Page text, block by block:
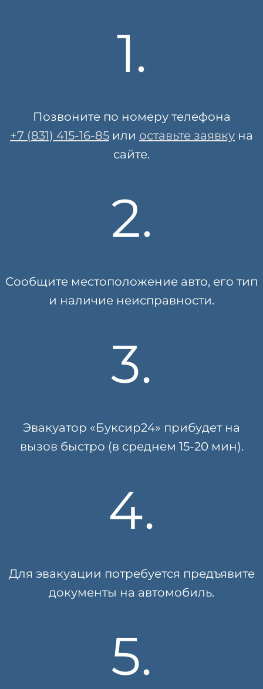
1.
Позвоните по номеру телефона
+7 (831) 415-16-85 или оставьте заявку на
сайте.
2.
Сообщите местоположение авто, его тип
и наличие неисправности.
3.
Эвакуатор «Буксир24» прибудет на
вызов быстро (в среднем 15-20 мин).
4.
Для эвакуации потребуется предъявите
документы на автомобиль.
5.